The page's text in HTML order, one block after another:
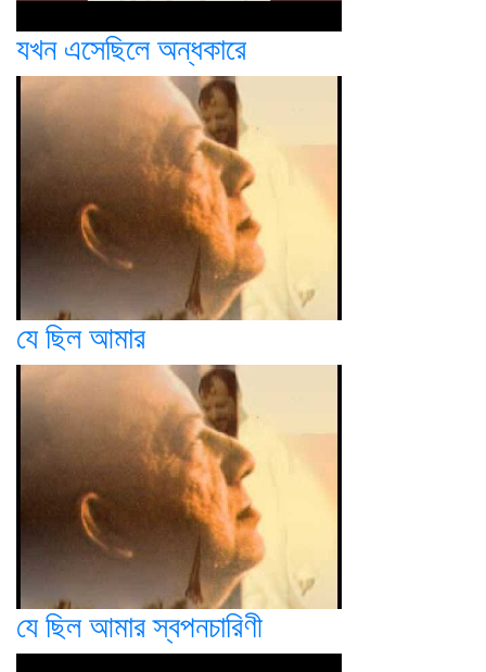
যখন এসেছিলে অন্ধকারে
যে ছিল আমার
যে ছিল আমার স্বপনচারিণী